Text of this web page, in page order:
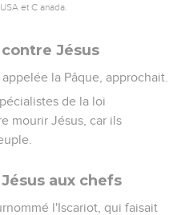
et C anada.
Jésus
la Pâque, approchait.
de la loi
mourir Jésus, car ils
aux chefs
l'Iscariot, qui faisait